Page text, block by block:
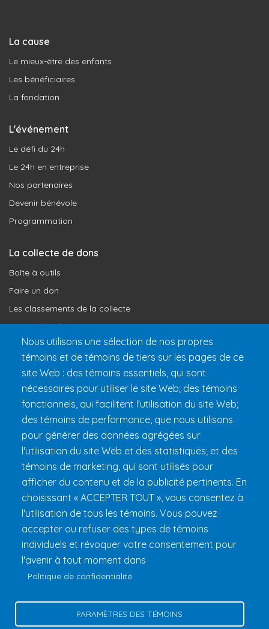
La cause
Le mieux-être des enfants
Les bénéficiaires
La fondation
L'événement
Le défi du 24h
Le 24h en entreprise
Nos partenaires
Devenir bénévole
Programmation
La collecte de dons
Boîte à outils
Faire un don
Les classements de la collecte
Où vont les dons
Le programme de reconnaissance
Préparer son 24h
Informations pratiques
FAQ et règlements
Fondation 24h Tremblant 1000 chemin des Voyageurs, Mont-
Tremblant (Québec) Canada J8E 1T1
7484
Politique de confidentialité
Nous utilisons une sélection de nos propres
témoins et de témoins de tiers sur les pages de ce
site Web : des témoins essentiels, qui sont
nécessaires pour utiliser le site Web; des témoins
fonctionnels, qui facilitent l'utilisation du site Web;
des témoins de performance, que nous utilisons
pour générer des données agrégées sur
l'utilisation du site Web et des statistiques; et des
témoins de marketing, qui sont utilisés pour
afficher du contenu et de la publicité pertinents. En
choisissant « ACCEPTER TOUT », vous consentez à
l'utilisation de tous les témoins. Vous pouvez
accepter ou refuser des types de témoins
individuels et révoquer votre consentement pour
l'avenir à tout moment dans
Politique de confidentialité
PARAMÈTRES DES TÉMOINS